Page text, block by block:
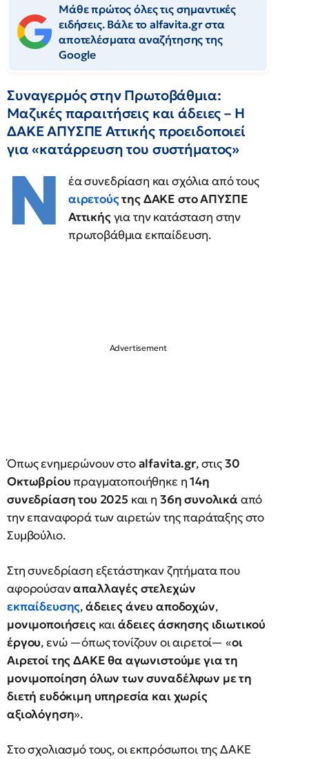
Μάθε πρώτος όλες τις σημαντικές
ειδήσεις. Βάλε το alfavita.gr στα
αποτελέσματα αναζήτησης της
Google
Συναγερμός στην Πρωτοβάθμια:
Μαζικές παραιτήσεις και άδειες – Η
ΔΑΚΕ ΑΠΥΣΠΕ Αττικής προειδοποιεί
για «κατάρρευση του συστήματος»
Ν
έα συνεδρίαση και σχόλια από τους
αιρετούςτης ΔΑΚΕ στο ΑΠΥΣΠΕ
Αττικήςγια την κατάσταση στην
πρωτοβάθμια εκπαίδευση.
Όπως ενημερώνουν στοalfavita.gr, στις30
Οκτωβρίουπραγματοποιήθηκε η14η
συνεδρίαση του 2025 και η 36η συνολικά από
την επαναφορά των αιρετών της παράταξης στο
Συμβούλιο.
Στη συνεδρίαση εξετάστηκαν ζητήματα που
αφορούσαναπαλλαγές στελεχών
εκπαίδευσης,άδειες άνευ αποδοχών,
μονιμοποιήσειςκαιάδειες άσκησης ιδιωτικού
έργου, ενώ —όπως τονίζουν οι αιρετοί— «οι
Αιρετοί της ΔΑΚΕ θα αγωνιστούμε για τη
μονιμοποίηση όλων των συναδέλφων με τη
διετή ευδόκιμη υπηρεσία και χωρίς
αξιολόγηση».
Στο σχολιασμό τους, οι εκπρόσωποι της ΔΑΚΕ